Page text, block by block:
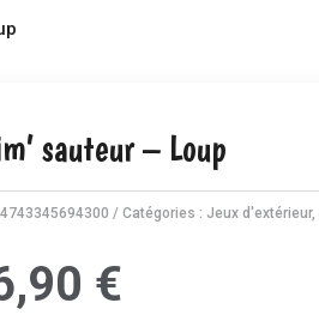
sauteur – Loup
4743345694300 Catégories : Jeux d'extérieur,
€